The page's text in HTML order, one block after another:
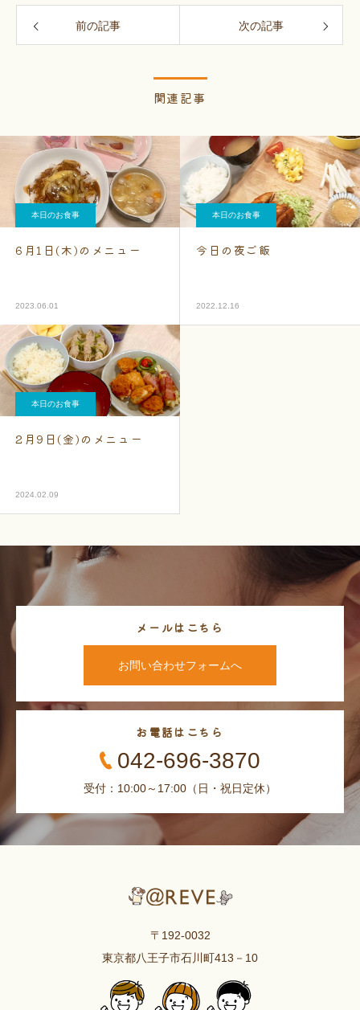
前の記事 次の記事
関連記事
本日のお食事
6月1日(木)のメニュー
2023.06.01
本日のお食事
今日の夜ご飯
2022.12.16
本日のお食事
2月9日(金)のメニュー
2024.02.09
メールはこちら
お問い合わせフォームへ
お電話はこちら
042-696-3870
受付：10:00～17:00（日・祝日定休）
〒192-0032
東京都八王子市石川町413－10